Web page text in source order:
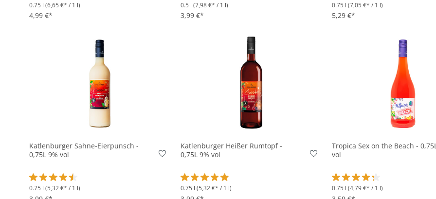
Durchschnittliche Bewertung von 5 von 5 Sternen
0.75 l (6,65 €* / 1 l)
4,99 €*
Durchschnittliche Bewertung von 5 von 5 Sternen
0.5 l (7,98 €* / 1 l)
3,99 €*
Durchschnittliche Bewertung
0.75 l (7,05 €* / 1 l)
5,29 €*
Katlenburger Sahne-Eierpunsch -
0,75L 9% vol
Durchschnittliche Bewertung von 4.5 von 5 Sternen
0.75 l (5,32 €* / 1 l)
In den Korb
Katlenburger Heißer Rumtopf -
0,75L 9% vol
Durchschnittliche Bewertung von 4.8 von 5 Sternen
0.75 l (5,32 €* / 1 l)
In den Korb
Tropica Sex on the Beach -
vol
Durchschnittliche Bewertung
0.75 l (4,79 €* / 1 l)
In den Korb